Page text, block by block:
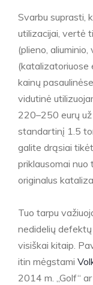
Svarbu suprasti,
utilizacijai, vertė
(plieno,
(katalizatoriuose
kainų
vidutinė
220–250 eurų
standartinį 1.5
galite drąsiai
priklausomai nuo
originalus
Tuo tarpu
nedidelių
visiškai kitaip.
itin mėgstami
2014 m. „Golf“